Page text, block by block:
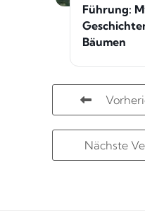
Führung:
Bäumen
Nächste